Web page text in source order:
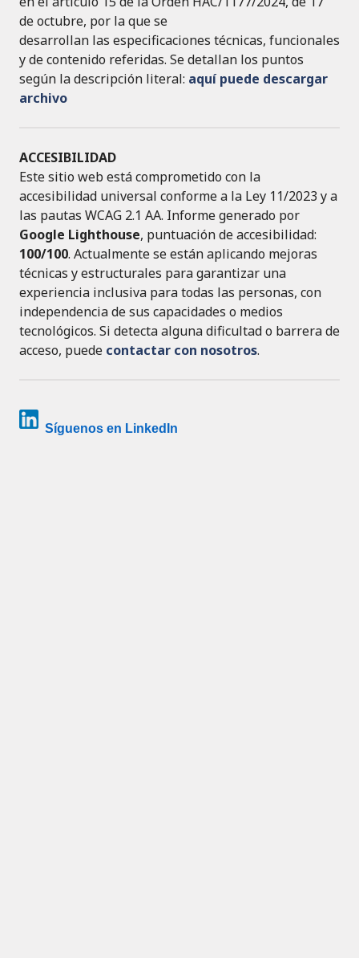
de octubre, por la que se
desarrollan las especificaciones técnicas, funcionales
y de contenido referidas. Se detallan los puntos
según la descripción literal: aquí puede descargar
archivo
ACCESIBILIDAD
Este sitio web está comprometido con la
accesibilidad universal conforme a la Ley 11/2023 y a
las pautas WCAG 2.1 AA. Informe generado por
Google Lighthouse, puntuación de accesibilidad:
100/100. Actualmente se están aplicando mejoras
técnicas y estructurales para garantizar una
experiencia inclusiva para todas las personas, con
independencia de sus capacidades o medios
tecnológicos. Si detecta alguna dificultad o barrera de
acceso, puede contactar con nosotros.
Síguenos en LinkedIn